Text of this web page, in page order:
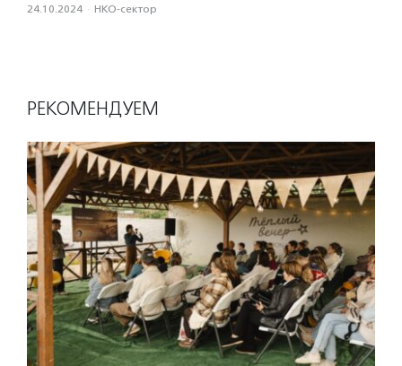
24.10.2024 · НКО-сектор
РЕКОМЕНДУЕМ